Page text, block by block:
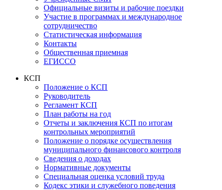
Официальные визиты и рабочие поездки
Участие в программах и международное
сотрудничество
Статистическая информация
Контакты
Общественная приемная
ЕГИССО
КСП
Положение о КСП
Руководитель
Регламент КСП
План работы на год
Отчеты и заключения КСП по итогам
контрольных мероприятий
Положение о порядке осуществления
муниципального финансового контроля
Сведения о доходах
Нормативные документы
Специальная оценка условий труда
Кодекс этики и служебного поведения